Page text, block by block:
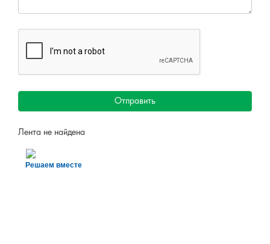
Отправить
Лента не найдена
Решаем вместе